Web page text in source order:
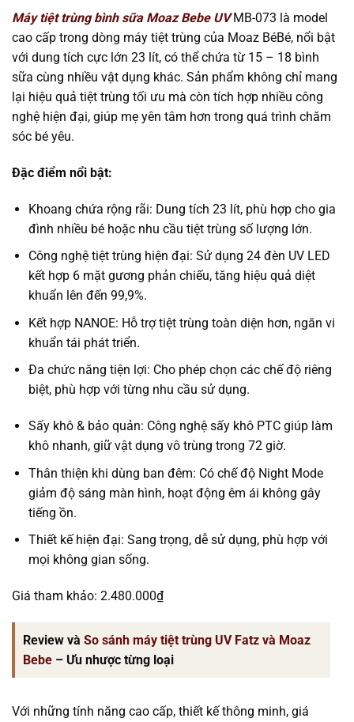
Máy tiệt trùng bình sữa Moaz Bebe UVMB-073 là model
cao cấp trong dòng máy tiệt trùng của Moaz BéBé, nổi bật
với dung tích cực lớn 23 lít, có thể chứa từ 15 – 18 bình
sữa cùng nhiều vật dụng khác. Sản phẩm không chỉ mang
lại hiệu quả tiệt trùng tối ưu mà còn tích hợp nhiều công
nghệ hiện đại, giúp mẹ yên tâm hơn trong quá trình chăm
sóc bé yêu.
Đặc điểm nổi bật:
Khoang chứa rộng rãi: Dung tích 23 lít, phù hợp cho gia
đình nhiều bé hoặc nhu cầu tiệt trùng số lượng lớn.
Công nghệ tiệt trùng hiện đại: Sử dụng 24 đèn UV LED
kết hợp 6 mặt gương phản chiếu, tăng hiệu quả diệt
khuẩn lên đến 99,9%.
Kết hợp NANOE: Hỗ trợ tiệt trùng toàn diện hơn, ngăn vi
khuẩn tái phát triển.
Đa chức năng tiện lợi: Cho phép chọn các chế độ riêng
biệt, phù hợp với từng nhu cầu sử dụng.
Sấy khô & bảo quản: Công nghệ sấy khô PTC giúp làm
khô nhanh, giữ vật dụng vô trùng trong 72 giờ.
Thân thiện khi dùng ban đêm: Có chế độ Night Mode
giảm độ sáng màn hình, hoạt động êm ái không gây
tiếng ồn.
Thiết kế hiện đại: Sang trọng, dễ sử dụng, phù hợp với
mọi không gian sống.
Giá tham khảo: 2.480.000₫
Review và So sánh máy tiệt trùng UV Fatz và Moaz
Bebe – Ưu nhược từng loại
Với những tính năng cao cấp, thiết kế thông minh, giá